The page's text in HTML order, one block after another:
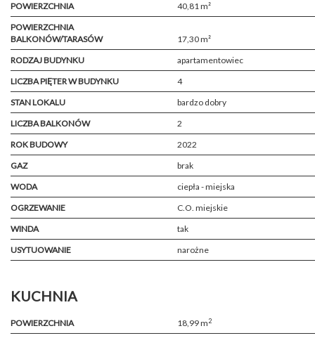
POWIERZCHNIA
40,81 m²
POWIERZCHNIA
BALKONÓW/TARASÓW
17,30 m²
RODZAJ BUDYNKU
apartamentowiec
LICZBA PIĘTER W BUDYNKU
4
STAN LOKALU
bardzo dobry
LICZBA BALKONÓW
2
ROK BUDOWY
2022
GAZ
brak
WODA
ciepła - miejska
OGRZEWANIE
C.O. miejskie
WINDA
tak
USYTUOWANIE
narożne
KUCHNIA
POWIERZCHNIA 18,99 m2